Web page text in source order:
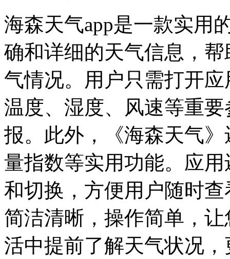
海森天气app是一款实用
确和详细的天气信息，
气情况。用户只需打开
温度、湿度、风速等重
报。此外，《海森天气
量指数等实用功能。应
和切换，方便用户随时
简洁清晰，操作简单，
活中提前了解天气状况